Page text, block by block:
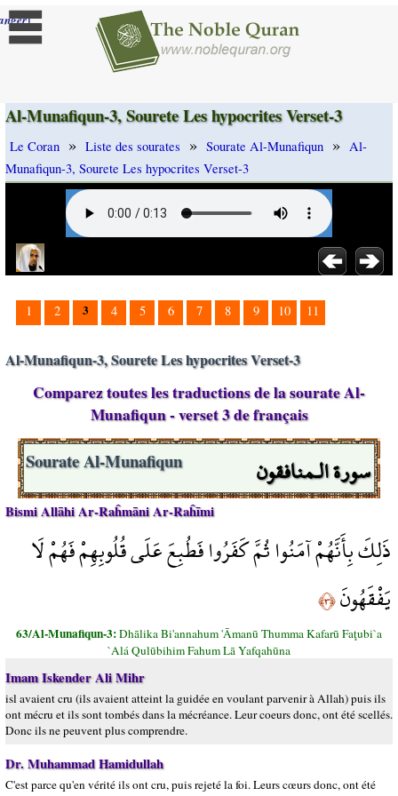
]
Al-Munafiqun-3, Sourete Les hypocrites Verset-3
Le Coran » Liste des sourates » Sourate Al-Munafiqun » Al-
Munafiqun-3, Sourete Les hypocrites Verset-3
1 2 3 4 5 6 7 8 9 10 11
Al-Munafiqun-3, Sourete Les hypocrites Verset-3
Comparez toutes les traductions de la sourate Al-
Munafiqun - verset 3 de français
سورة الـمنافقون Sourate Al-Munafiqun
Bismi Allāhi Ar-Raĥmāni Ar-Raĥīmi
ذَلِكَ بِأَنَّهُمْ آمَنُوا ثُمَّ كَفَرُوا فَطُبِعَ عَلَى قُلُوبِهِمْ فَهُمْ لَا
يَفْقَهُونَ﴿٣﴾
63/Al-Munafiqun-3:Dhālika Bi'annahum 'Āmanū Thumma Kafarū Faţubi`a
`Alá Qulūbihim Fahum Lā Yafqahūna
Imam Iskender Ali Mihr
isl avaient cru (ils avaient atteint la guidée en voulant parvenir à Allah) puis ils
ont mécru et ils sont tombés dans la mécréance. Leur coeurs donc, ont été scellés.
Donc ils ne peuvent plus comprendre.
Dr. Muhammad Hamidullah
C'est parce qu'en vérité ils ont cru, puis rejeté la foi. Leurs cœurs donc, ont été